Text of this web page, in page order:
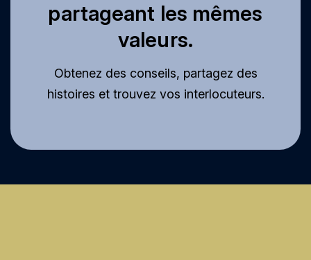
partageant les mêmes
valeurs.
Obtenez des conseils, partagez des
histoires et trouvez vos interlocuteurs.